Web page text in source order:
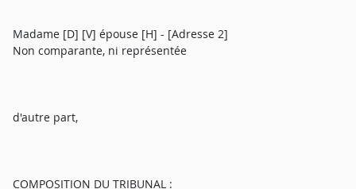
Madame [D] [V] épouse [H] - [Adresse 2]
Non comparante, ni représentée
d'autre part,
COMPOSITION DU TRIBUNAL :